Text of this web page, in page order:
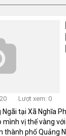
Lượt xem: 0
Ngãi tại Xã Nghĩa
mình vị thế vàng
thành phố Quảng